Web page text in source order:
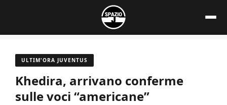
contenuto
ULTIM'ORA JUVENTUS
Khedira, arrivano conferme
sulle voci “americane”